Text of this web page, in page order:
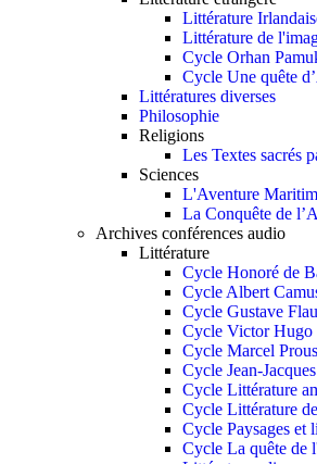
Littérature
Littérature de
Cycle Orhan
Cycle Une quête
Littératures diverses
Philosophie
Religions
Les Textes sacrés
Sciences
L'Aventure
La Conquête de
Archives conférences audio
Littérature
Cycle Honoré de
Cycle Albert
Cycle Gustave
Cycle Victor Hugo
Cycle Marcel
Cycle Jean-
Cycle Littérature
Cycle Littérature
Cycle Paysages et
Cycle La quête de